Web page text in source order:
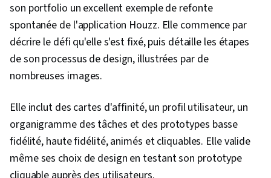
son portfolio un excellent exemple de refonte
spontanée de l'application Houzz. Elle commence par
décrire le défi qu'elle s'est fixé, puis détaille les étapes
de son processus de design, illustrées par de
nombreuses images.
Elle inclut des cartes d'affinité, un profil utilisateur, un
organigramme des tâches et des prototypes basse
fidélité, haute fidélité, animés et cliquables. Elle valide
même ses choix de design en testant son prototype